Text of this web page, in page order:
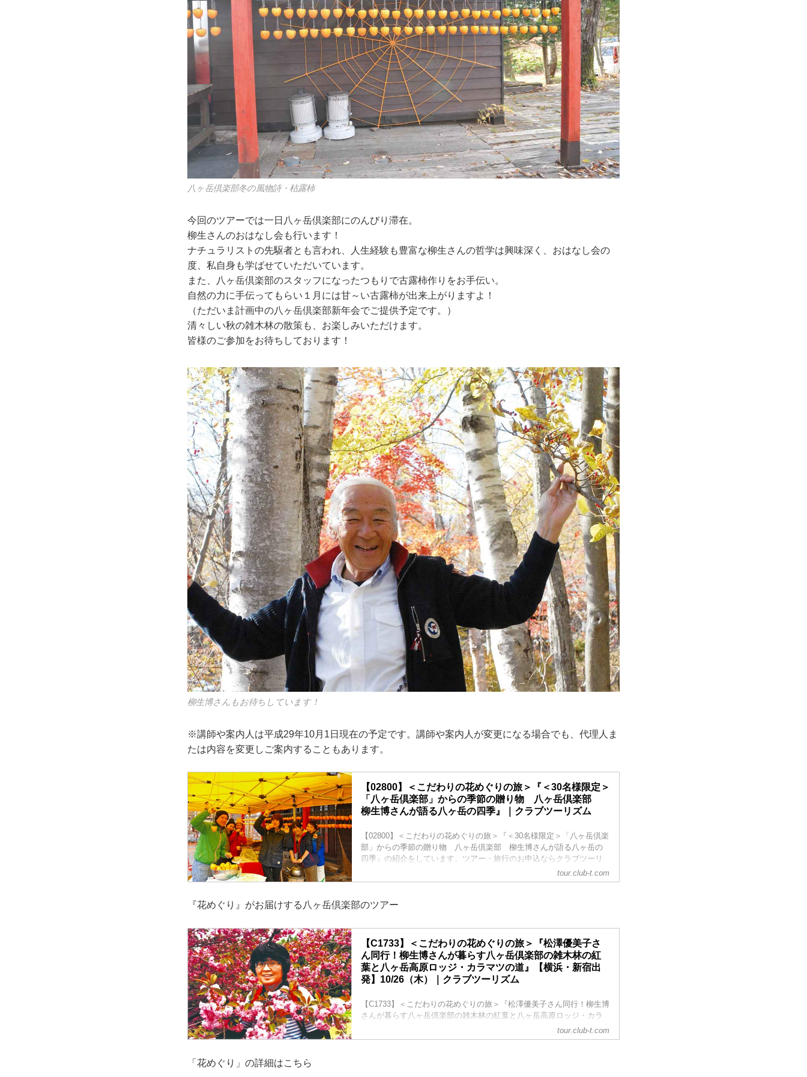
八ヶ岳倶楽部冬の風物詩・枯露柿
今回のツアーでは一日八ヶ岳倶楽部にのんびり滞在。
柳生さんのおはなし会も行います！
ナチュラリストの先駆者とも言われ、人生経験も豊富な柳生さんの哲学は興味深く、おはなし会の
度、私自身も学ばせていただいています。
また、八ヶ岳倶楽部のスタッフになったつもりで古露柿作りをお手伝い。
自然の力に手伝ってもらい１月には甘～い古露柿が出来上がりますよ！
（ただいま計画中の八ヶ岳倶楽部新年会でご提供予定です。）
清々しい秋の雑木林の散策も、お楽しみいただけます。
皆様のご参加をお待ちしております！
柳生博さんもお待ちしています！
※講師や案内人は平成29年10月1日現在の予定です。講師や案内人が変更になる場合でも、代理人ま
たは内容を変更しご案内することもあります。
【02800】＜こだわりの花めぐりの旅＞『＜30名様限定＞
「八ヶ岳倶楽部」からの季節の贈り物 八ヶ岳倶楽部
柳生博さんが語る八ヶ岳の四季』｜クラブツーリズム
【02800】＜こだわりの花めぐりの旅＞『＜30名様限定＞「八ヶ岳倶楽
部」からの季節の贈り物 八ヶ岳倶楽部 柳生博さんが語る八ヶ岳の
四季』の紹介をしています。ツアー・旅行のお申込ならクラブツーリ
tour.club-t.com
『花めぐり』がお届けする八ヶ岳倶楽部のツアー
【C1733】＜こだわりの花めぐりの旅＞『松澤優美子さ
ん同行！柳生博さんが暮らす八ヶ岳倶楽部の雑木林の紅
葉と八ヶ岳高原ロッジ・カラマツの道』【横浜・新宿出
発】10/26（木）｜クラブツーリズム
【C1733】＜こだわりの花めぐりの旅＞『松澤優美子さん同行！柳生博
さんが暮らす八ヶ岳倶楽部の雑木林の紅葉と八ヶ岳高原ロッジ・カラ
マツの道』【横浜・新宿出発】10/26（木）の紹介をしています。ツア
ー・旅行のお申込ならクラブツーリズム。
tour.club-t.com
「花めぐり」の詳細はこちら